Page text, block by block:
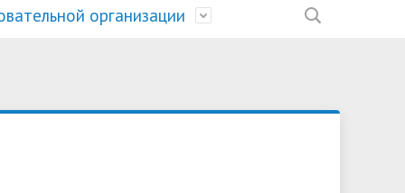
• Научные журналы
• Разбор олимпиадных заданий
• Иностранным студентам
организации
и
• Материально-техническое